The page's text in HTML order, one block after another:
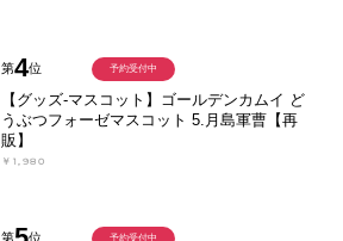
第4位
【グッズ-マスコット】ゴールデンカムイ ど
うぶつフォーゼマスコット 5.月島軍曹【再
販】
￥1,980
予約受付中
第 位 予約受付中